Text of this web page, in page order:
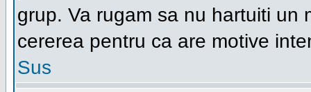
grup. Va rugam sa nu hartuiti un
cererea pentru ca are motive
Sus